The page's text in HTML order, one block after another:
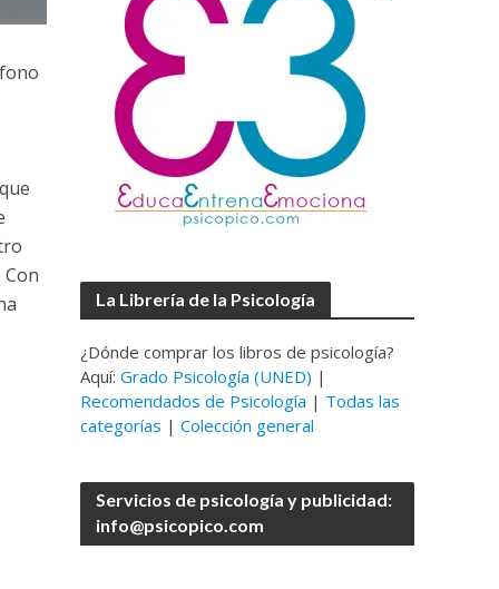
La Librería de la Psicología
¿Dónde comprar los libros de psicología?
Aquí:Grado Psicología (UNED) |
Recomendados de Psicología | Todas las
categorías |Colección general
Servicios de psicología y publicidad:
info@psicopico.com